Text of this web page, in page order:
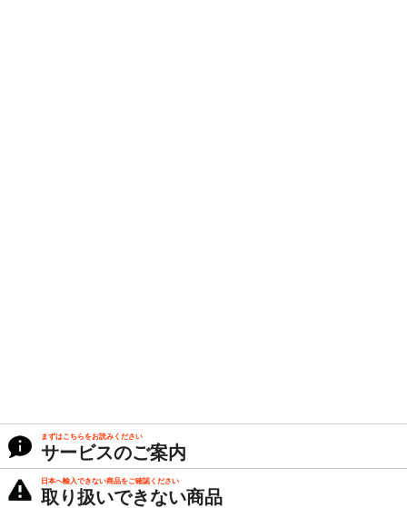
まずはこちらをお読みください
サービスのご案内
日本へ輸入できない商品をご確認ください
取り扱いできない商品